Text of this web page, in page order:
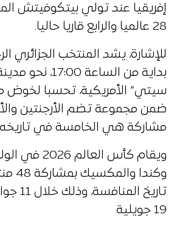
إفريقيا عند تولي بيتكوفيتش
28 عالميا والرابع قاريا حاليا.
للإشارة، يشد المنتخب الجزائري
بداية من الساعة
ضمن مجموعة تضم الأرجنتين
مشاركة هي الخامسة في
ويقام كأس
19 جويلية